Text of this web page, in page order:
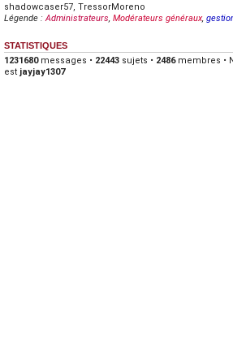
shadowcaser57, TressorMoreno
Légende :Administrateurs, Modérateurs généraux,
STATISTIQUES
1231680messages • 22443 sujets • 2486membres •
est jayjay1307